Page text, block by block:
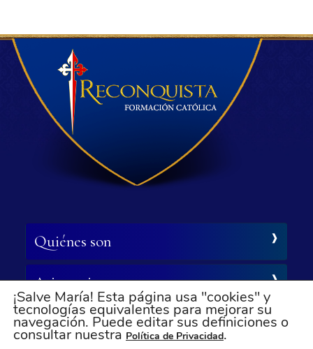
Quiénes son
Asistencia
Síganos
¡Salve María! Esta página usa "cookies" y
tecnologías equivalentes para mejorar su
navegación. Puede editar sus definiciones o
consultar nuestra Política de Privacidad.